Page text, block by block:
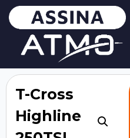
T-Cross
Highline